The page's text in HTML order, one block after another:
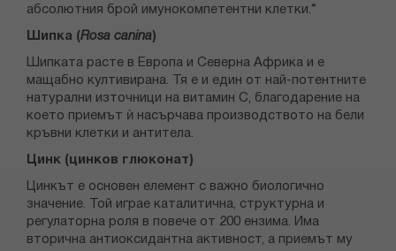
абсолютния брой имунокомпетентни клетки.“
Шипка (Rosa canina)
Шипката расте в Европа и Северна Африка и е
мащабно култивирана. Тя е и един от най-потентните
натурални източници на витамин С, благодарение на
което приемът ѝ насърчава производството на бели
кръвни клетки и антитела.
Цинк (цинков глюконат)
Цинкът е основен елемент с важно биологично
значение. Той играе каталитична, структурна и
регулаторна роля в повече от 200 ензима. Има
вторична антиоксидантна активност, а приемът му